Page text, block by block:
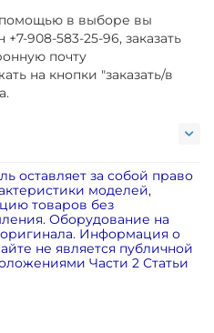
помощью в выборе вы
908-583-25-96, заказать
почту
на кнопки "заказать/в
за собой право
моделей,
товаров без
Оборудование на
Информация о
не является публичной
Части 2 Статьи